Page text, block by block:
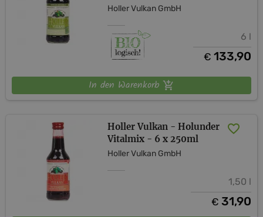
Holler Vulkan GmbH
6 l
€ 133,90
In den Warenkorb
Holler Vulkan - Holunder
Vitalmix - 6 x 250ml
Holler Vulkan GmbH
1,50 l
€ 31,90